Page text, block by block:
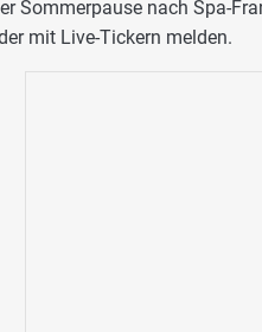
Sommerpause nach Spa-
mit Live-Tickern melden.